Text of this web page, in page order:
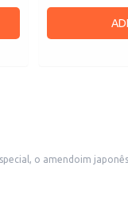
o amendoim